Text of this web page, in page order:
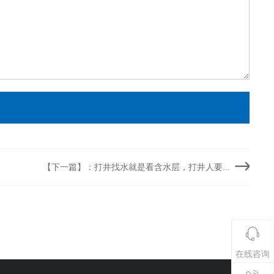
【下一篇】：打井找水就是看含水层，打井人要...
在线咨询